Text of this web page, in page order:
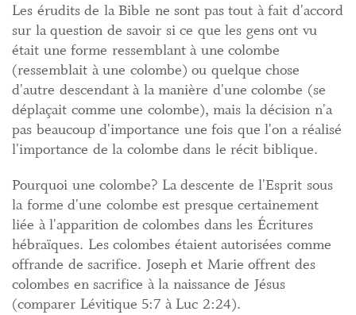
Les érudits de la Bible ne sont pas tout à fait d'accord
sur la question de savoir si ce que les gens ont vu
était une forme ressemblant à une colombe
(ressemblait à une colombe) ou quelque chose
d'autre descendant à la manière d'une colombe (se
déplaçait comme une colombe), mais la décision n'a
pas beaucoup d'importance une fois que l'on a réalisé
l'importance de la colombe dans le récit biblique.
Pourquoi une colombe? La descente de l'Esprit sous
la forme d'une colombe est presque certainement
liée à l'apparition de colombes dans les Écritures
hébraïques. Les colombes étaient autorisées comme
offrande de sacrifice. Joseph et Marie offrent des
colombes en sacrifice à la naissance de Jésus
(comparer Lévitique 5:7 à Luc 2:24).